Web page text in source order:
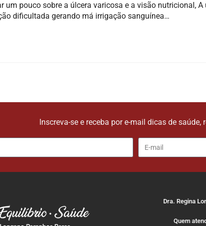
um pouco sobre a úlcera varicosa e a visão nutricional,
dificultada gerando má irrigação sanguínea…
Inscreva-se e receba por e-mail dicas de
Dra. Regina
Quem